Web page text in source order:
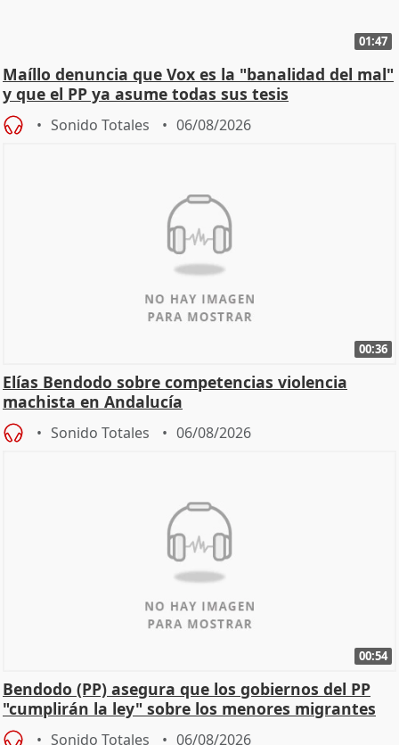
01:47
Maíllo denuncia que Vox es la "banalidad del mal"
y que el PP ya asume todas sus tesis
Sonido Totales 06/08/2026
00:36
Elías Bendodo sobre competencias violencia
machista en Andalucía
Sonido Totales 06/08/2026
00:54
Bendodo (PP) asegura que los gobiernos del PP
"cumplirán la ley" sobre los menores migrantes
Sonido Totales 06/08/2026